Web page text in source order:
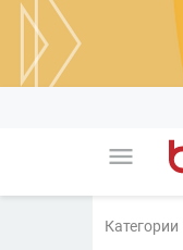
menu
Категории